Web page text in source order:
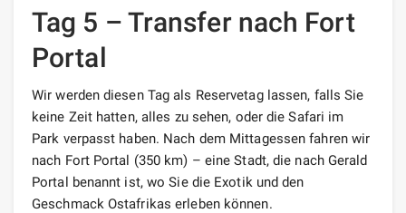
Tag 5 – Transfer nach Fort
Portal
Wir werden diesen Tag als Reservetag lassen, falls Sie
keine Zeit hatten, alles zu sehen, oder die Safari im
Park verpasst haben. Nach dem Mittagessen fahren wir
nach Fort Portal (350 km) – eine Stadt, die nach Gerald
Portal benannt ist, wo Sie die Exotik und den
Geschmack Ostafrikas erleben können.